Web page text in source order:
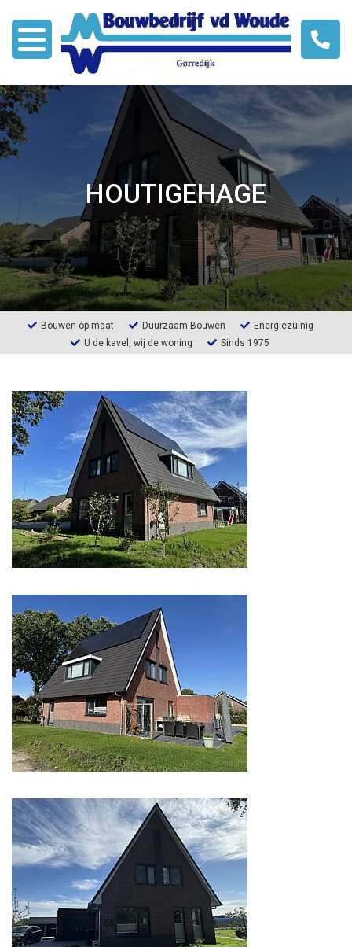
Over ons
Bouwen met HSB
Nieuws
Links
Contact
HOUTIGEHAGE
Bouwen op maat Duurzaam Bouwen
Energiezuinig
U de kavel, wij de woning
Sinds 1975